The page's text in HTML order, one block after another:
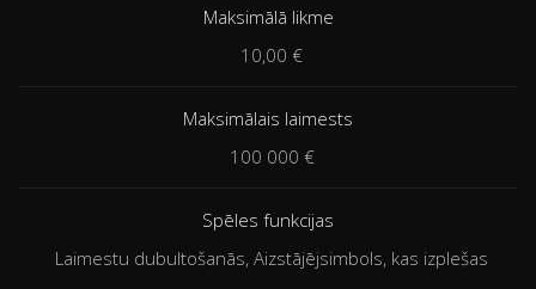
Maksimālā likme
10,00 €
Maksimālais laimests
100 000 €
Spēles funkcijas
Laimestu dubultošanās, Aizstājējsimbols, kas izplešas